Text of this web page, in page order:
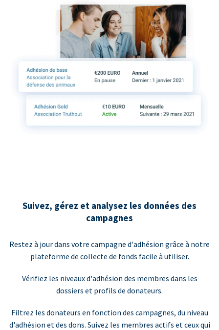
Suivez, gérez et analysez les données des
campagnes
Restez à jour dans votre campagne d'adhésion grâce à notre
plateforme de collecte de fonds facile à utiliser.
Vérifiez les niveaux d'adhésion des membres dans les
dossiers et profils de donateurs.
Filtrez les donateurs en fonction des campagnes, du niveau
d'adhésion et des dons. Suivez les membres actifs et ceux qui